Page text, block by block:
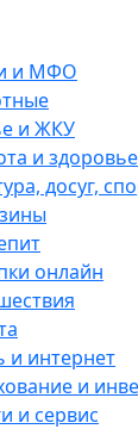
и МФО
и ЖКУ
и здоровье
досуг,
онлайн
и интернет
и
и сервис